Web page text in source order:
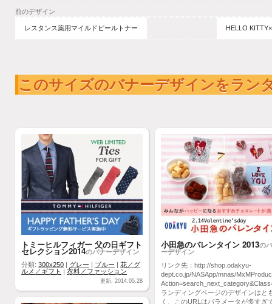
前のデザイン
レスタンス薬用マイルドピールトナー HELLO
このサイズのバナーデザインをラン
トミーヒルフィガー 父の日ギフト
セレクション2014のバナーデザイン
分類: 300x250 グレー ブルー
花／グ
ルメ／ギフト
衣料／ファッション
更新: 2014.05.28
小田急のバレンタイン 2013の
ーデザイン
リンク先：http://shop.odakyu-
dept.co.jp/NASApp/mnas/
ランディングページのデザインはと
く、このURLはパラメータが多すぎ